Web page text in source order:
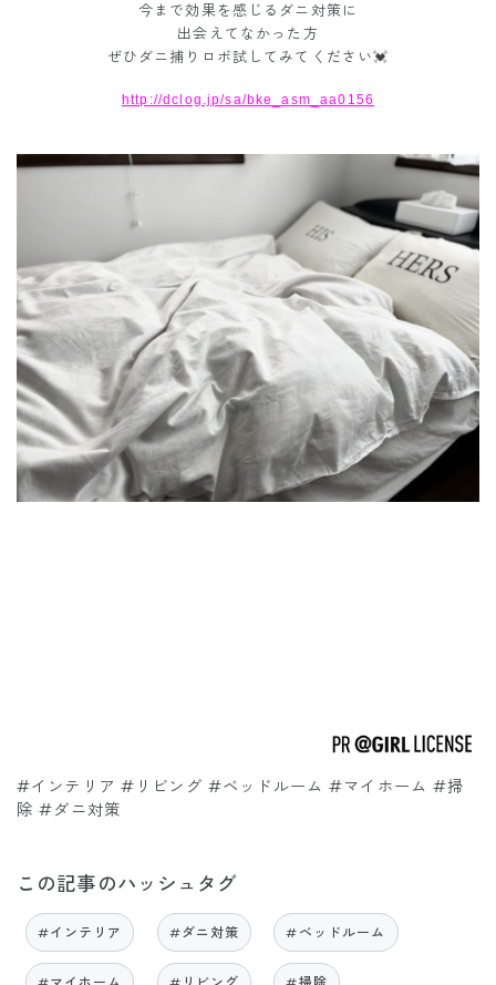
今まで効果を感じるダニ対策に
出会えてなかった方
ぜひダニ捕りロボ試してみてください💓
http://dclog.jp/sa/bke_asm_aa0156
#インテリア #リビング #ベッドルーム #マイホーム #掃
除 #ダニ対策
この記事のハッシュタグ
#インテリア #ダニ対策 #ベッドルーム